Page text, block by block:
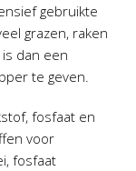
gebruikte
grazen, raken
dan een
te geven.
fosfaat en
voor
fosfaat